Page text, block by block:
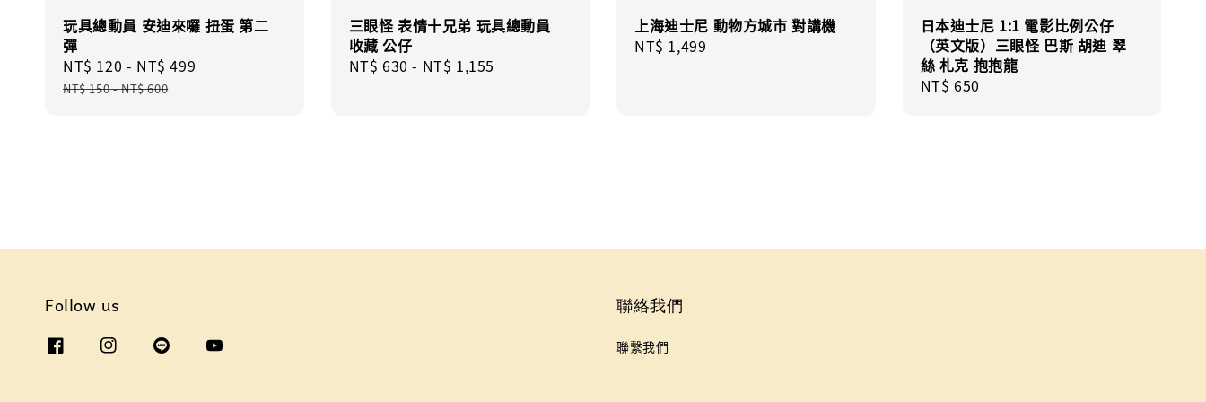
玩具總動員 安迪來囉 扭蛋 第二
彈
Sale
price
NT$ 120 - NT$ 499
NT$ 150-NT$ 600
三眼怪 表情十兄弟 玩具總動員
收藏 公仔
Regular
NT$ 630 - NT$ 1,155
上海迪士尼 動物方城市 對講機
Regular
NT$ 1,499
日本迪士尼 1:1 電影比例公仔
（英文版）三眼怪 巴斯 胡迪 翠
絲 札克 抱抱龍
Regular
NT$ 650
Follow us 聯絡我們
聯繫我們